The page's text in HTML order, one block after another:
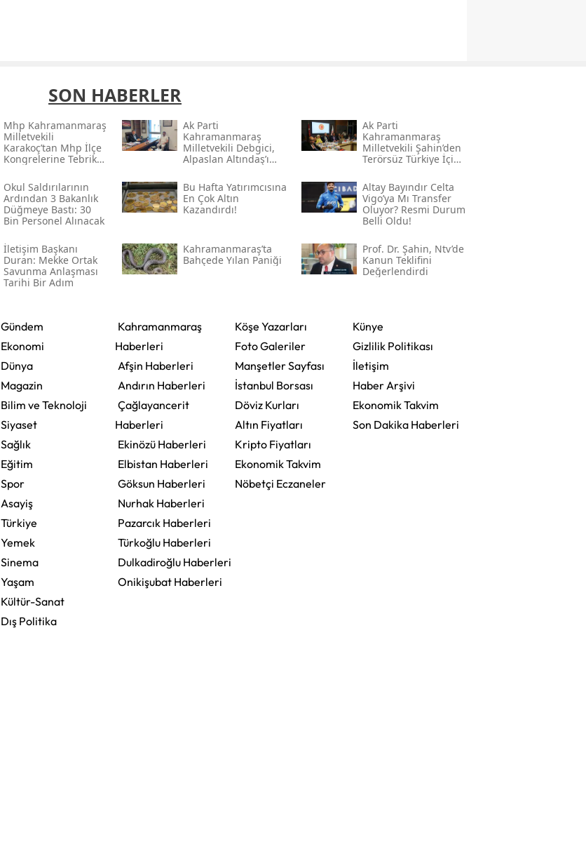
SON HABERLER
Mhp Kahramanmaraş
Milletvekili
Karakoç’tan Mhp İlçe
Kongrelerine Tebrik
Ak Parti
Kahramanmaraş
Milletvekili Debgici,
Alpaslan Altındaş’ı
Ak Parti
Kahramanmaraş
Milletvekili Şahin’den
Terörsüz Türkiye İçin
Okul Saldırılarının
Ardından 3 Bakanlık
Düğmeye Bastı: 30
Bin Personel Alınacak
Bu Hafta Yatırımcısına
En Çok Altın
Kazandırdı!
Altay Bayındır Celta
Vigo’ya Mı Transfer
Oluyor? Resmi Durum
Belli Oldu!
İletişim Başkanı
Duran: Mekke Ortak
Savunma Anlaşması
Tarihi Bir Adım
Kahramanmaraş’ta
Bahçede Yılan Paniği
Prof. Dr. Şahin, Ntv’de
Kanun Teklifini
Değerlendirdi
Gündem
Ekonomi
Dünya
Magazin
Bilim ve Teknoloji
Siyaset
Sağlık
Eğitim
Spor
Asayiş
Türkiye
Yemek
Sinema
Yaşam
Kültür-Sanat
Dış Politika
Kahramanmaraş
Haberleri
Afşin Haberleri
Andırın Haberleri
Çağlayancerit
Haberleri
Ekinözü Haberleri
Elbistan Haberleri
Göksun Haberleri
Nurhak Haberleri
Pazarcık Haberleri
Türkoğlu Haberleri
Dulkadiroğlu Haberleri
Onikişubat Haberleri
Köşe Yazarları
Foto Galeriler
Manşetler Sayfası
İstanbul Borsası
Döviz Kurları
Altın Fiyatları
Kripto Fiyatları
Ekonomik Takvim
Nöbetçi Eczaneler
Künye
Gizlilik Politikası
İletişim
Haber Arşivi
Ekonomik Takvim
Son Dakika Haberleri